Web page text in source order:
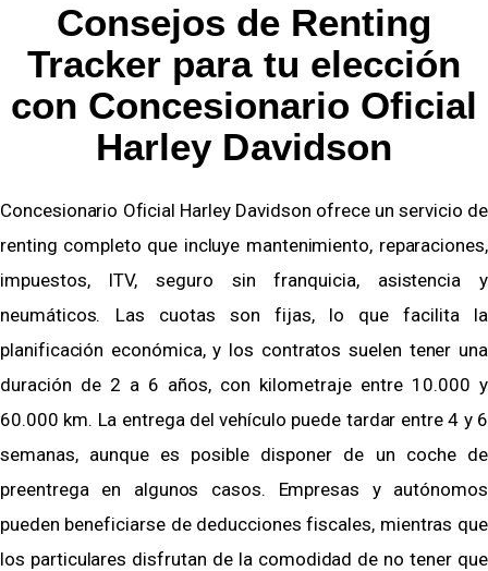
Consejos de Renting
Tracker para tu elección
con Concesionario Oficial
Harley Davidson
Concesionario Oficial Harley Davidson ofrece un servicio de
renting completo que incluye mantenimiento, reparaciones,
impuestos, ITV, seguro sin franquicia, asistencia y
neumáticos. Las cuotas son fijas, lo que facilita la
planificación económica, y los contratos suelen tener una
duración de 2 a 6 años, con kilometraje entre 10.000 y
60.000 km. La entrega del vehículo puede tardar entre 4 y 6
semanas, aunque es posible disponer de un coche de
preentrega en algunos casos. Empresas y autónomos
pueden beneficiarse de deducciones fiscales, mientras que
los particulares disfrutan de la comodidad de no tener que